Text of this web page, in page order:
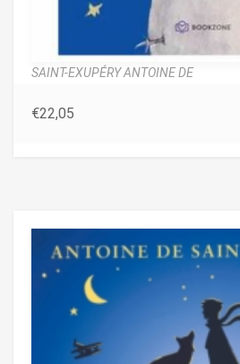
SAINT-EXUPÉRY ANTOINE DE
€22,05